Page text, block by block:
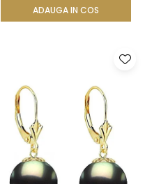
ADAUGA IN COS